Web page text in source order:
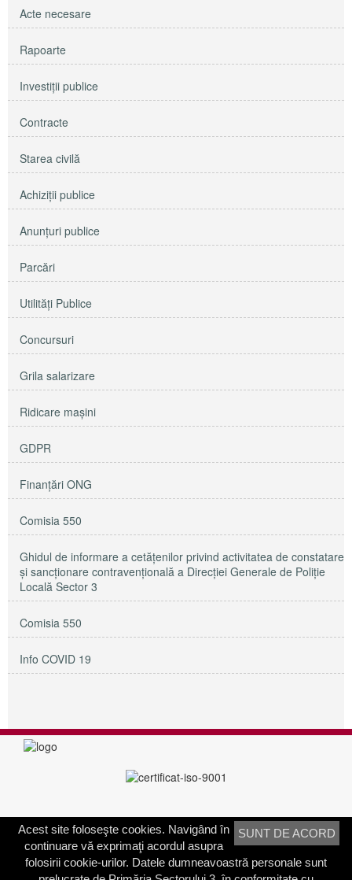
Acte necesare
Rapoarte
Investiţii publice
Contracte
Starea civilă
Achiziţii publice
Anunţuri publice
Parcări
Utilităţi Publice
Concursuri
Grila salarizare
Ridicare maşini
GDPR
Finanțări ONG
Comisia 550
Ghidul de informare a cetățenilor privind activitatea de constatare
și sancționare contravențională a Direcției Generale de Poliție
Locală Sector 3
Comisia 550
Info COVID 19
PRIMĂRIA SECTORULUI 3
Adresa:Calea Dudeşti nr. 191
Bucureşti, Sector 3, România
SUNT DE ACORD
Acest site foloseşte cookies. Navigând în
continuare vă exprimaţi acordul asupra
folosirii cookie-urilor. Datele dumneavoastră personale sunt